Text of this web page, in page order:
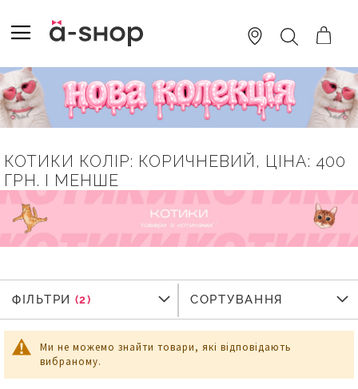
TO
CONTENT
ПОШУК
КОТИКИ КОЛІР: КОРИЧНЕВИЙ, ЦІНА: 400
ГРН. І МЕНШЕ
Ми не можемо знайти товари, які відповідають
вибраному.
ФІЛЬТРИ
ФІЛЬТРИ СОРТУВАННЯ